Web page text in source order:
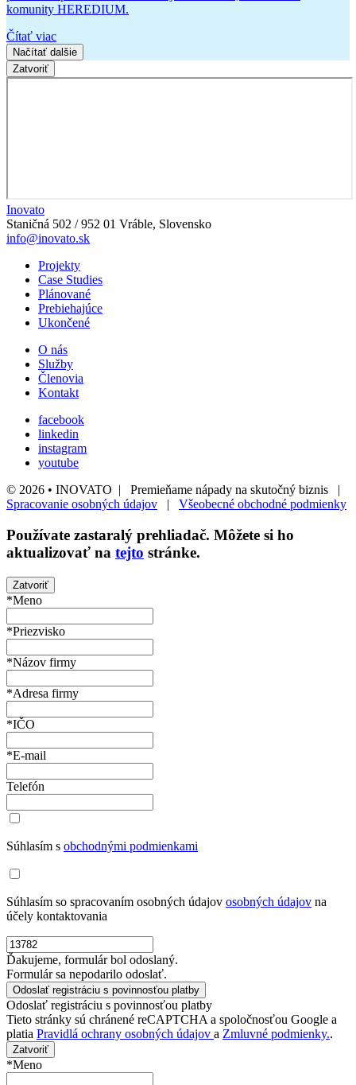
komunity HEREDIUM.
Čítať viac
Načítať dalšie
Zatvoriť
Inovato
Staničná 502 / 952 01 Vráble, Slovensko
info@inovato.sk
Projekty
Case Studies
Plánované
Prebiehajúce
Ukončené
O nás
Služby
Členovia
Kontakt
facebook
linkedin
instagram
youtube
© 2026 • INOVATO | Premieňame nápady na skutočný biznis |
Spracovanie osobných údajov | Všeobecné obchodné podmienky
Používate zastaralý prehliadač. Môžete si ho
aktualizovať na tejto stránke.
Zatvoriť
*Meno
*Priezvisko
*Názov firmy
*Adresa firmy
*IČO
*E-mail
Telefón
Súhlasím s obchodnými podmienkami
Súhlasím so spracovaním osobných údajov osobných údajov na
účely kontaktovania
Ďakujeme, formulár bol odoslaný.
Formulár sa nepodarilo odoslať.
Odoslať registráciu s povinnosťou platby
Tieto stránky sú chránené reCAPTCHA a spoločnosťou Google a
platia Pravidlá ochrany osobných údajov a Zmluvné podmienky..
Zatvoriť
*Meno